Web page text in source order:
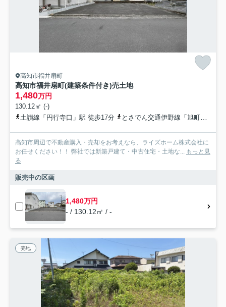
高知市福井扇町
高知市福井扇町(建築条件付き)売土地
1,480万円
130.12㎡ (-)
土讃線「円行寺口」駅 徒歩17分
とさでん交通伊野線「旭町一丁目」駅 徒歩18分
高知市周辺で不動産購入・売却をお考えなら、ライズホーム株式会社に
お任せください！！ 弊社では新築戸建て・中古住宅・土地な... もっと見
る
販売中の区画
1,480万円
- / 130.12㎡ / -
売地